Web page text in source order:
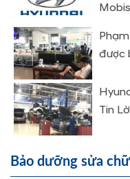
được
Tin
Bảo dưỡng sửa